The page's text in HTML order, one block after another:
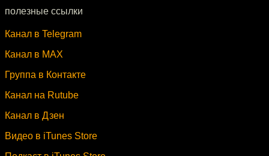
полезные ссылки
Канал в Telegram
Канал в MAX
Группа в Контакте
Канал на Rutube
Канал в Дзен
Видео в iTunes Store